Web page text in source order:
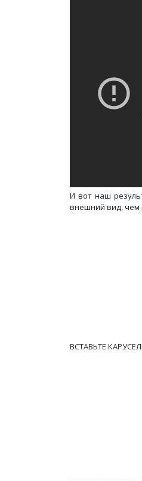
И вот наш
внешний вид, чем
ВСТАВЬТЕ